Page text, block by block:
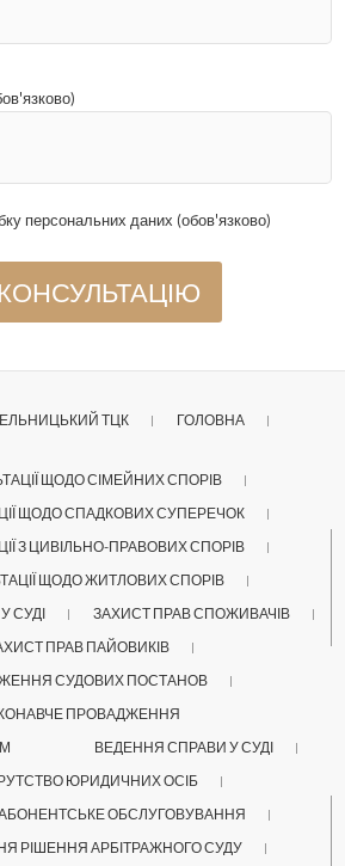
персональних даних (обов'язково)
ТЦК
ГОЛОВНА
ЩОДО СІМЕЙНИХ СПОРІВ
ЩОДО СПАДКОВИХ СУПЕРЕЧОК
З ЦИВІЛЬНО-ПРАВОВИХ СПОРІВ
ЩОДО ЖИТЛОВИХ СПОРІВ
СУДІ
ЗАХИСТ ПРАВ СПОЖИВАЧІВ
ПРАВ ПАЙОВИКІВ
СУДОВИХ ПОСТАНОВ
ПРОВАДЖЕННЯ
ВЕДЕННЯ СПРАВИ У СУДІ
ЮРИДИЧНИХ ОСІБ
ОБСЛУГОВУВАННЯ
РІШЕННЯ АРБІТРАЖНОГО СУДУ